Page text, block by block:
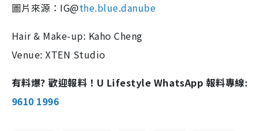
圖片來源：IG@the.blue.danube
Hair & Make-up: Kaho Cheng
Venue: XTEN Studio
有料爆? 歡迎報料！U Lifestyle WhatsApp 報料專線:
9610 1996